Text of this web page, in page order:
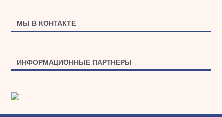
МЫ В КОНТАКТЕ
ИНФОРМАЦИОННЫЕ ПАРТНЕРЫ